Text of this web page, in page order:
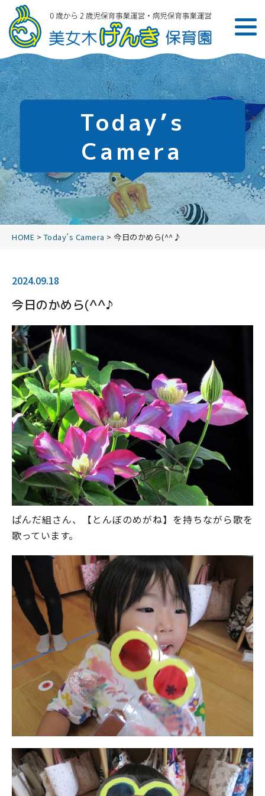
Today’s
Camera
HOME > Today’s Camera > 今日のかめら(^^♪
2024.09.18
今日のかめら(^^♪
ぱんだ組さん、【とんぼのめがね】を持ちながら歌を
歌っています。